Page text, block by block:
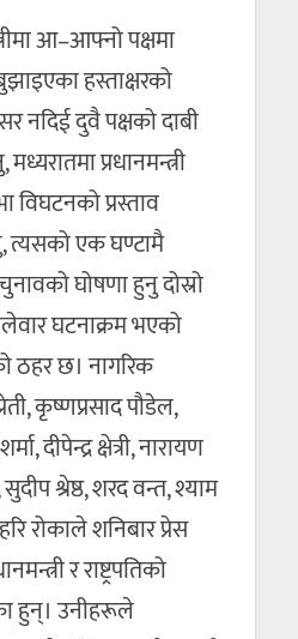
आ–आफ्नो पक्षमा
हस्ताक्षरको
नदिई दुवै पक्षको दाबी
प्रधानमन्त्री
विघटनको प्रस्ताव
त्यसको एक घण्टामै
घोषणा हुनु दोस्रो
घटनाक्रम भएको
ठहर छ। नागरिक
कृष्णप्रसाद पौडेल,
दीपेन्द्र क्षेत्री, नारायण
श्रेष्ठ, शरद वन्त, श्याम
रोकाले शनिबार प्रेस
र राष्ट्रपतिको
हुन्। उनीहरूले